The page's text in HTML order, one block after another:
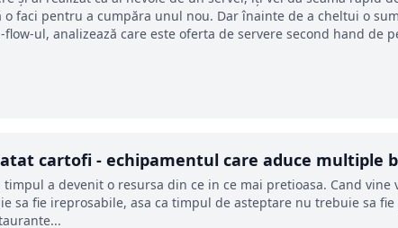
o faci pentru a cumpăra unul nou. Dar înainte de a cheltui o
flow-ul, analizează care este oferta de servere second hand de
cartofi - echipamentul care aduce multiple
a devenit o resursa din ce in ce mai pretioasa. Cand vine
sa fie ireprosabile, asa ca timpul de asteptare nu trebuie sa fie